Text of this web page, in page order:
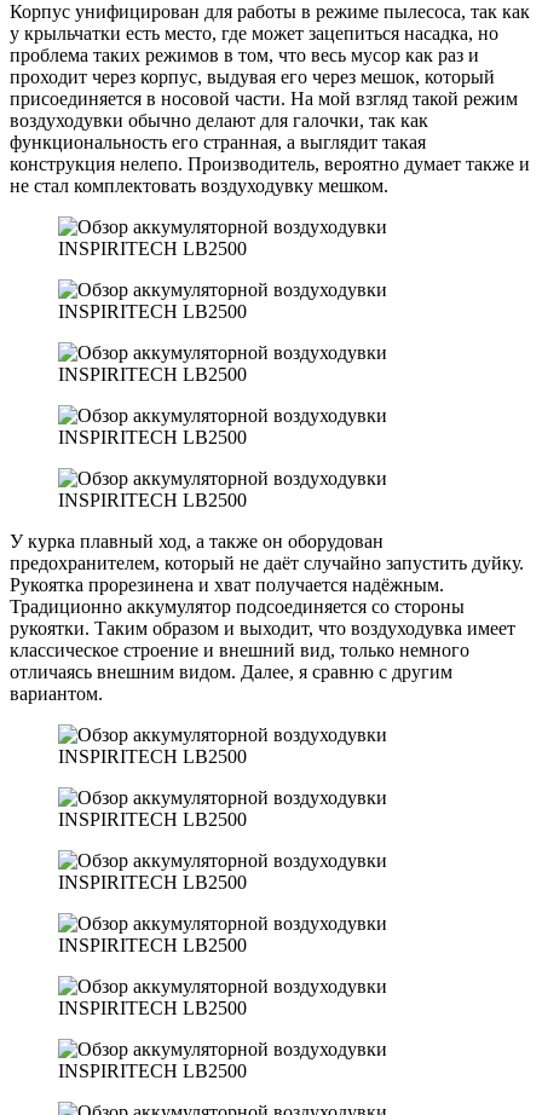
Корпус унифицирован для работы в режиме пылесоса, так как
у крыльчатки есть место, где может зацепиться насадка, но
проблема таких режимов в том, что весь мусор как раз и
проходит через корпус, выдувая его через мешок, который
присоединяется в носовой части. На мой взгляд такой режим
воздуходувки обычно делают для галочки, так как
функциональность его странная, а выглядит такая
конструкция нелепо. Производитель, вероятно думает также и
не стал комплектовать воздуходувку мешком.
У курка плавный ход, а также он оборудован
предохранителем, который не даёт случайно запустить дуйку.
Рукоятка прорезинена и хват получается надёжным.
Традиционно аккумулятор подсоединяется со стороны
рукоятки. Таким образом и выходит, что воздуходувка имеет
классическое строение и внешний вид, только немного
отличаясь внешним видом. Далее, я сравню с другим
вариантом.